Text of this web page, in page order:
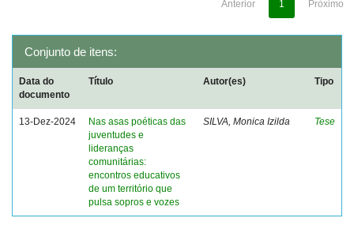
Anterior 1 Próximo
Conjunto de itens:
Data do
documento
Título Autor(es) Tipo
13-Dez-2024
Nas asas poéticas das
juventudes e
lideranças
comunitárias:
encontros educativos
de um território que
pulsa sopros e vozes
SILVA, Monica Izilda Tese